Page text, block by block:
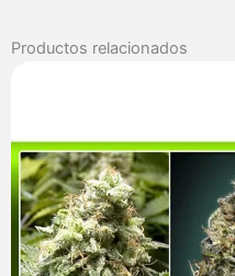
Connection
Productos relacionados